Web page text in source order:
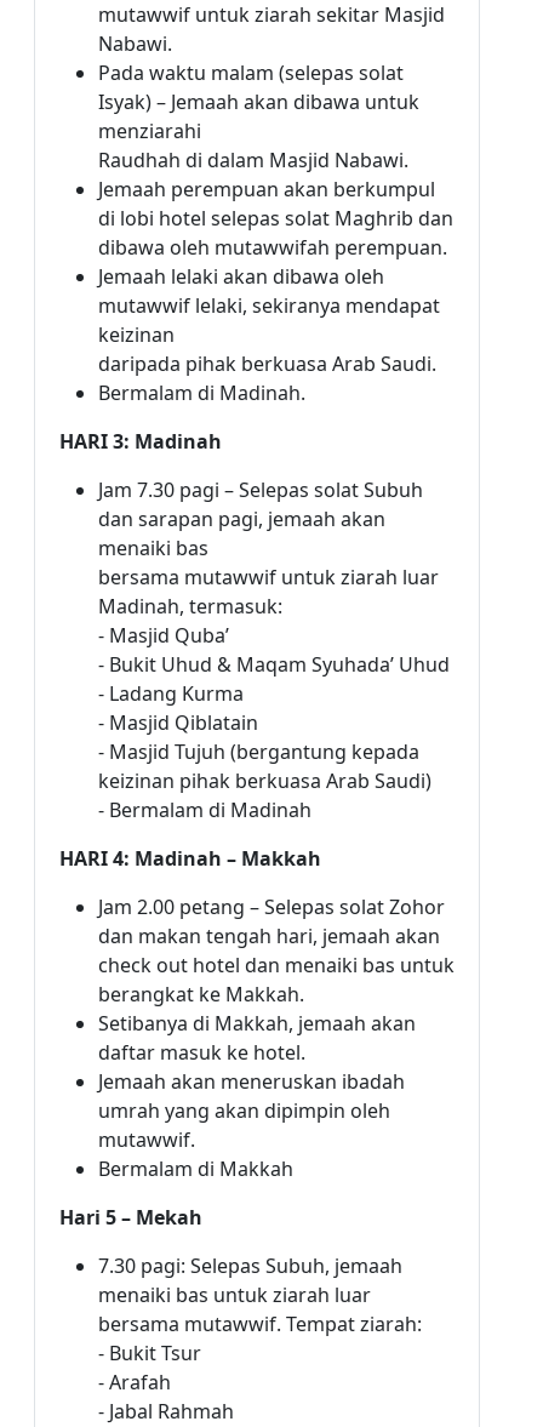
mutawwif untuk ziarah sekitar Masjid
Nabawi.
Pada waktu malam (selepas solat
Isyak) – Jemaah akan dibawa untuk
menziarahi
Raudhah di dalam Masjid Nabawi.
Jemaah perempuan akan berkumpul
di lobi hotel selepas solat Maghrib dan
dibawa oleh mutawwifah perempuan.
Jemaah lelaki akan dibawa oleh
mutawwif lelaki, sekiranya mendapat
keizinan
daripada pihak berkuasa Arab Saudi.
Bermalam di Madinah.
HARI 3: Madinah
Jam 7.30 pagi – Selepas solat Subuh
dan sarapan pagi, jemaah akan
menaiki bas
bersama mutawwif untuk ziarah luar
Madinah, termasuk:
- Masjid Quba’
- Bukit Uhud & Maqam Syuhada’ Uhud
- Ladang Kurma
- Masjid Qiblatain
- Masjid Tujuh (bergantung kepada
keizinan pihak berkuasa Arab Saudi)
- Bermalam di Madinah
HARI 4: Madinah – Makkah
Jam 2.00 petang – Selepas solat Zohor
dan makan tengah hari, jemaah akan
check out hotel dan menaiki bas untuk
berangkat ke Makkah.
Setibanya di Makkah, jemaah akan
daftar masuk ke hotel.
Jemaah akan meneruskan ibadah
umrah yang akan dipimpin oleh
mutawwif.
Bermalam di Makkah
Hari 5 – Mekah
7.30 pagi: Selepas Subuh, jemaah
menaiki bas untuk ziarah luar
bersama mutawwif. Tempat ziarah:
- Bukit Tsur
- Arafah
- Jabal Rahmah